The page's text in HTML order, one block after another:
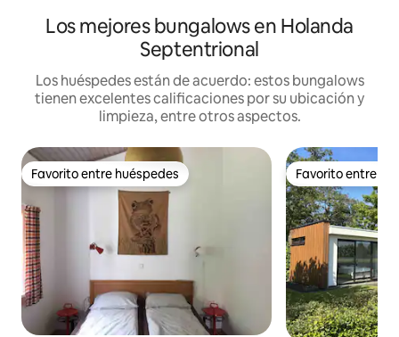
Los mejores bungalows en Holanda
Septentrional
Los huéspedes están de acuerdo: estos bungalows
tienen excelentes calificaciones por su ubicación y
limpieza, entre otros aspectos.
Favorito entre huéspedes
Favorito entre huéspedes Favorito entre
Favorito entre